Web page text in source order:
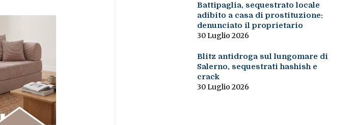
Battipaglia, sequestrato locale
adibito a casa di prostituzione:
denunciato il proprietario
30 Luglio 2026
Blitz antidroga sul lungomare di
Salerno, sequestrati hashish e
crack
30 Luglio 2026